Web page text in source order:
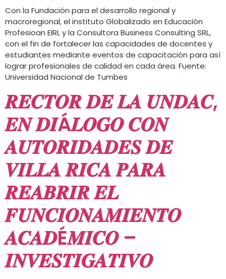
Con la Fundación para el desarrollo regional y
macroregional, el instituto Globalizado en Educación
Profesioan EIRL y la Consultora Business Consulting SRL,
con el fin de fortalecer las capacidades de docentes y
estudiantes mediante eventos de capacitación para así
lograr profesionales de calidad en cada área. Fuente:
Universidad Nacional de Tumbes
𝑹𝑬𝑪𝑻𝑶𝑹 𝑫𝑬 𝑳𝑨 𝑼𝑵𝑫𝑨𝑪,
𝑬𝑵 𝑫𝑰Á𝑳𝑶𝑮𝑶 𝑪𝑶𝑵
𝑨𝑼𝑻𝑶𝑹𝑰𝑫𝑨𝑫𝑬𝑺 𝑫𝑬
𝑽𝑰𝑳𝑳𝑨 𝑹𝑰𝑪𝑨 𝑷𝑨𝑹𝑨
𝑹𝑬𝑨𝑩𝑹𝑰𝑹 𝑬𝑳
𝑭𝑼𝑵𝑪𝑰𝑶𝑵𝑨𝑴𝑰𝑬𝑵𝑻𝑶
𝑨𝑪𝑨𝑫É𝑴𝑰𝑪𝑶 –
𝑰𝑵𝑽𝑬𝑺𝑻𝑰𝑮𝑨𝑻𝑰𝑽𝑶